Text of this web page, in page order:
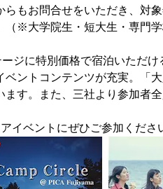
もお問合せをいただき、対
（※大学院生・短大生・専門
ジに特別価格で宿泊いただけ
ントコンテンツが充実。「
す。また、三社より参加者
イベントにぜひご参加くださ